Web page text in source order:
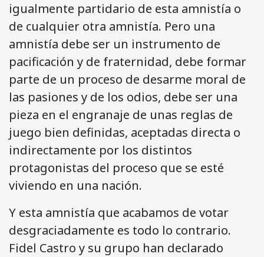
igualmente partidario de esta amnistía o
de cualquier otra amnistía. Pero una
amnistía debe ser un instrumento de
pacificación y de fraternidad, debe formar
parte de un proceso de desarme moral de
las pasiones y de los odios, debe ser una
pieza en el engranaje de unas reglas de
juego bien definidas, aceptadas directa o
indirectamente por los distintos
protagonistas del proceso que se esté
viviendo en una nación.
Y esta amnistía que acabamos de votar
desgraciadamente es todo lo contrario.
Fidel Castro y su grupo han declarado